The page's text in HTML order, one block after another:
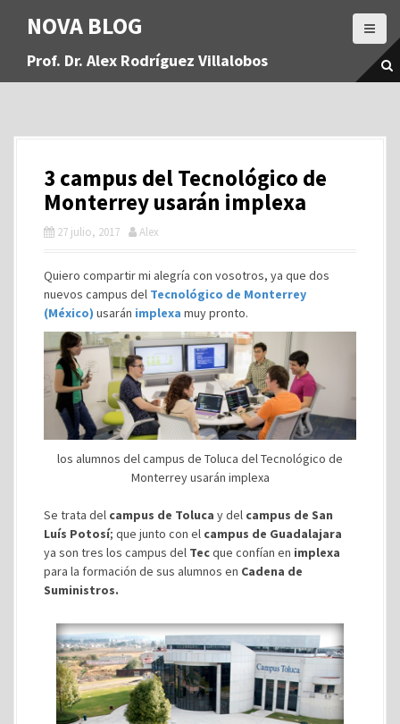
a
NOVA BLOG
Prof. Dr. Alex Rodríguez Villalobos
3 campus del Tecnológico de
Monterrey usarán implexa
27 julio, 2017 Alex
Quiero compartir mi alegría con vosotros, ya que dos
nuevos campus del Tecnológico de Monterrey
(México) usarán implexa muy pronto.
los alumnos del campus de Toluca del Tecnológico de
Monterrey usarán implexa
Se trata del campus de Toluca y del campus de San
Luís Potosí; que junto con el campus de Guadalajara
ya son tres los campus del Tecque confían en implexa
para la formación de sus alumnos en Cadena de
Suministros.